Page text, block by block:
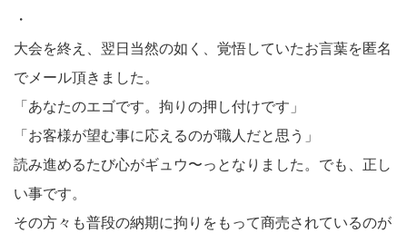
・
大会を終え、翌日当然の如く、覚悟していたお言葉を匿名
でメール頂きました。
「あなたのエゴです。拘りの押し付けです」
「お客様が望む事に応えるのが職人だと思う」
読み進めるたび心がギュウ〜っとなりました。でも、正し
い事です。
その方々も普段の納期に拘りをもって商売されているのが